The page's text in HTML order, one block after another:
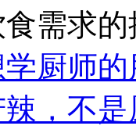
食需求
学厨师
，不